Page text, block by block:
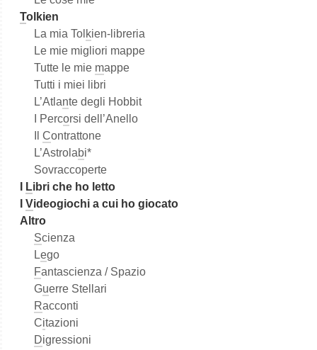
Tolkien
La mia Tol kien-libreria
Le mie migliori mappe
Tutte le mie mappe
Tutti i miei libri
L’Atlante degli Hobbit
I Percorsi dell’Anello
Contrattone
L’Astrolabi*
Sovraccoperte
Libri che ho letto
Videogiochi a cui ho giocato
Altro
Scienza
Lego
Fantascienza / Spazio
Guerre Stellari
Racconti
Citazioni
Digressioni